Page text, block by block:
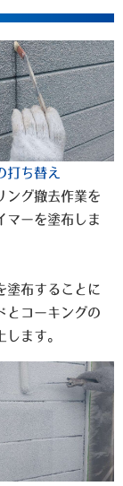
打ち替え
ング撤去作業を
マーを塗布しま
塗布することに
とコーキングの
します。